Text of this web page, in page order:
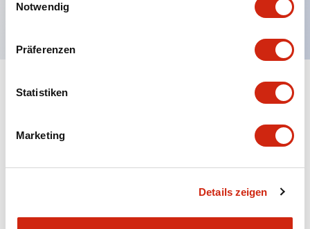
Notwendig
Präferenzen
Statistiken
Marketing
Details zeigen
Schutzart IP65 (IEC60529)
Dokumente und Dateien
Genehmigungen & Standards
04/09/2025.PDF1.23MB